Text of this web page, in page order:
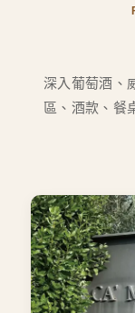
深入葡萄酒、
區、酒款、餐